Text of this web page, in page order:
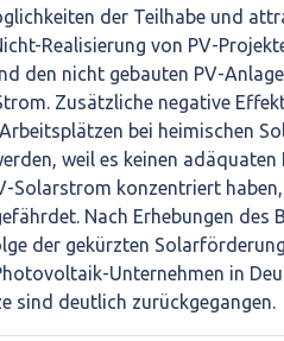
der Teilhabe und
Realisierung von PV-
den nicht gebauten PV-
Zusätzliche negative
bei heimischen
weil es keinen
Solarstrom konzentriert
Nach Erhebungen
der gekürzten
Unternehmen in
sind deutlich zurückgegangen.